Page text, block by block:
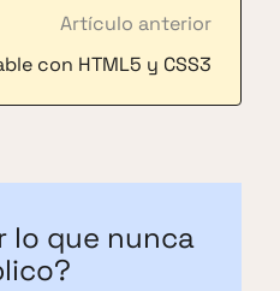
Artículo anterior
con HTML5 y CSS3
lo que nunca